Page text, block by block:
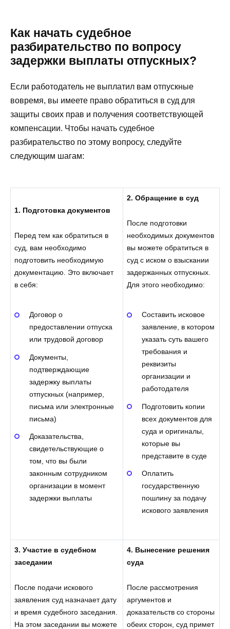
Как начать судебное
разбирательство по вопросу
задержки выплаты отпускных?
Если работодатель не выплатил вам отпускные
вовремя, вы имеете право обратиться в суд для
защиты своих прав и получения соответствующей
компенсации. Чтобы начать судебное
разбирательство по этому вопросу, следуйте
следующим шагам:
1. Подготовка документов
Перед тем как обратиться в
суд, вам необходимо
подготовить необходимую
документацию. Это включает
в себя:
Договор о
предоставлении отпуска
или трудовой договор
Документы,
подтверждающие
задержку выплаты
отпускных (например,
письма или электронные
письма)
Доказательства,
свидетельствующие о
том, что вы были
законным сотрудником
организации в момент
задержки выплаты
2. Обращение в суд
После подготовки
необходимых документов
вы можете обратиться в
суд с иском о взыскании
задержанных отпускных.
Для этого необходимо:
Составить исковое
заявление, в котором
указать суть вашего
требования и
реквизиты
организации и
работодателя
Подготовить копии
всех документов для
суда и оригиналы,
которые вы
представите в суде
Оплатить
государственную
пошлину за подачу
искового заявления
3. Участие в судебном
заседании
После подачи искового
заявления суд назначает дату
и время судебного заседания.
На этом заседании вы можете
4. Вынесение решения
суда
После рассмотрения
аргументов и
доказательств со стороны
обеих сторон, суд примет